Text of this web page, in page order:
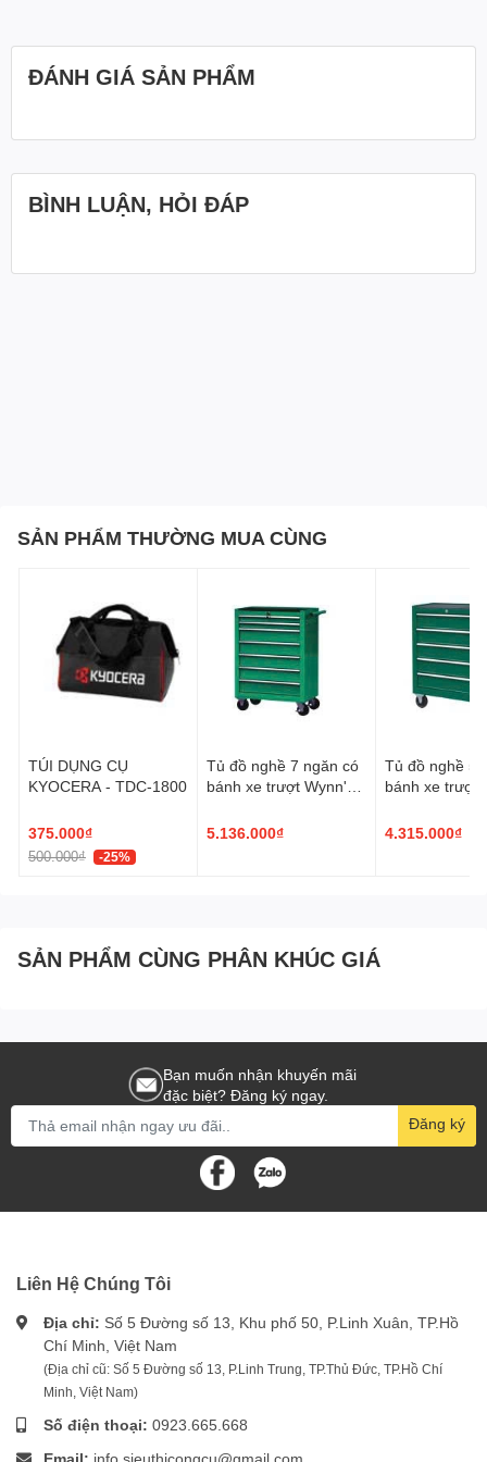
ĐÁNH GIÁ SẢN PHẨM
BÌNH LUẬN, HỎI ĐÁP
SẢN PHẨM THƯỜNG MUA CÙNG
TÚI DỤNG CỤ
KYOCERA - TDC-1800
375.000₫
500.000₫ -25%
Tủ đồ nghề 7 ngăn có
bánh xe trượt Wynn's
5.136.000₫
Tủ đồ nghề 5
bánh xe trượt
4.315.000₫
SẢN PHẨM CÙNG PHÂN KHÚC GIÁ
Bạn muốn nhận khuyến mãi
đặc biệt? Đăng ký ngay.
Đăng ký
Liên Hệ Chúng Tôi
Địa chỉ: Số 5 Đường số 13, Khu phố 50, P.Linh Xuân, TP.Hồ
Chí Minh, Việt Nam
(Địa chỉ cũ: Số 5 Đường số 13, P.Linh Trung, TP.Thủ Đức, TP.Hồ Chí
Minh, Việt Nam)
Số điện thoại: 0923.665.668
Email: info.sieuthicongcu@gmail.com